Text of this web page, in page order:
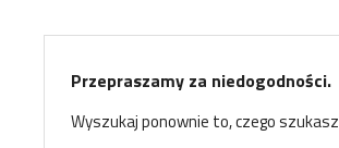
Przepraszamy za niedogodności.
Wyszukaj ponownie to, czego szukasz